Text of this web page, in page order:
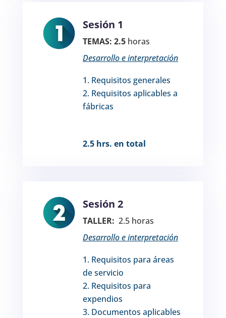
Sesión 1
TEMAS: 2.5horas
Desarrollo e interpretación
Requisitos generales
Requisitos aplicables a
fábricas
2.5 hrs. en total
Sesión 2
TALLER: 2.5 horas
Desarrollo e interpretación
Requisitos para áreas
de servicio
Requisitos para
expendios
Documentos aplicables